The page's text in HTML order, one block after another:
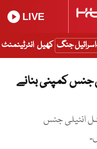
LIVE
اسرائیل جنگ کھیل انٹرٹینمنٹ
جنس کمپنی بنانے
انٹیلی جنس